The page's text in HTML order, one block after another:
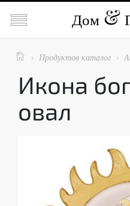
 Дом
  Продуктов каталог 
Икона
овал